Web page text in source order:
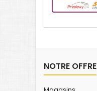
NOTRE OFFRE